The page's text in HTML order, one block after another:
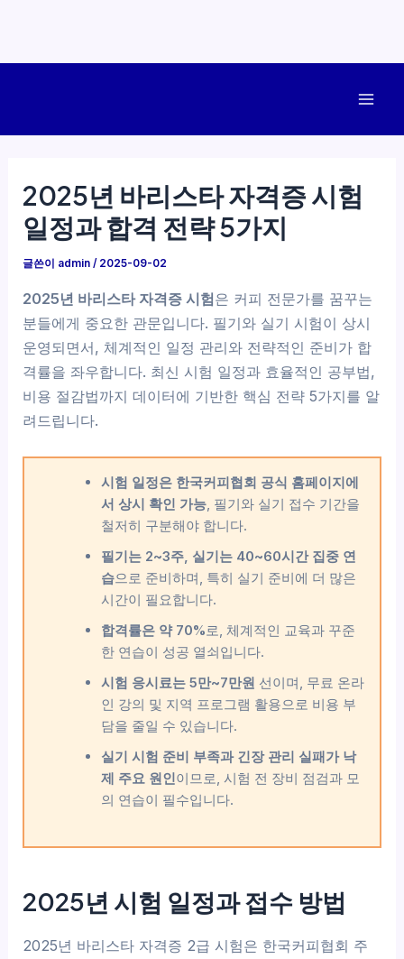
2025년 바리스타 자격증 시험
일정과 합격 전략 5가지
글쓴이 admin/ 2025-09-02
2025년 바리스타 자격증 시험은 커피 전문가를 꿈꾸는
분들에게 중요한 관문입니다. 필기와 실기 시험이 상시
운영되면서, 체계적인 일정 관리와 전략적인 준비가 합
격률을 좌우합니다. 최신 시험 일정과 효율적인 공부법,
비용 절감법까지 데이터에 기반한 핵심 전략 5가지를 알
려드립니다.
시험 일정은 한국커피협회 공식 홈페이지에
서 상시 확인 가능, 필기와 실기 접수 기간을
철저히 구분해야 합니다.
필기는 2~3주, 실기는 40~60시간 집중 연
습으로 준비하며, 특히 실기 준비에 더 많은
시간이 필요합니다.
합격률은 약 70%로, 체계적인 교육과 꾸준
한 연습이 성공 열쇠입니다.
시험 응시료는 5만~7만원 선이며, 무료 온라
인 강의 및 지역 프로그램 활용으로 비용 부
담을 줄일 수 있습니다.
실기 시험 준비 부족과 긴장 관리 실패가 낙
제 주요 원인이므로, 시험 전 장비 점검과 모
의 연습이 필수입니다.
2025년 시험 일정과 접수 방법
2025년 바리스타 자격증 2급 시험은 한국커피협회 주